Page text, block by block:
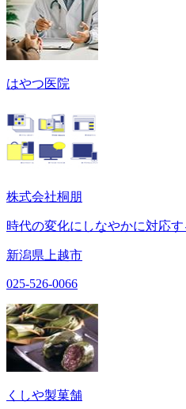
はやつ医院
株式会社桐朋
時代の変化にしなやかに対応す
新潟県上越市
025-526-0066
くしや製菓舗